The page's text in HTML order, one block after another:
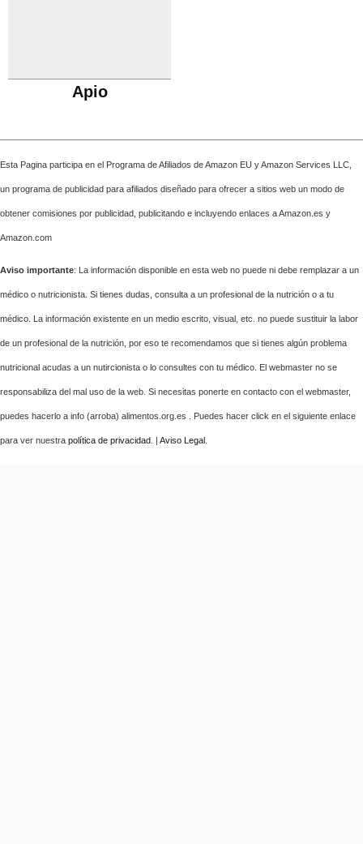
Apio
Esta Pagina participa en el Programa de Afiliados de Amazon EU y Amazon Services LLC,
un programa de publicidad para afiliados diseñado para ofrecer a sitios web un modo de
obtener comisiones por publicidad, publicitando e incluyendo enlaces a Amazon.es y
Amazon.com
Aviso importante: La información disponible en esta web no puede ni debe remplazar a un
médico o nutricionista. Si tienes dudas, consulta a un profesional de la nutrición o a tu
médico. La información existente en un medio escrito, visual, etc. no puede sustituir la labor
de un profesional de la nutrición, por eso te recomendamos que si tienes algún problema
nutricional acudas a un nutircionista o lo consultes con tu médico. El webmaster no se
responsabiliza del mal uso de la web. Si necesitas ponerte en contacto con el webmaster,
puedes hacerlo a info (arroba) alimentos.org.es . Puedes hacer click en el siguiente enlace
para ver nuestra política de privacidad . | Aviso Legal